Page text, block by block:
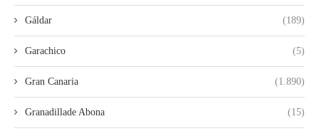
Gáldar (189)
Garachico (5)
Gran Canaria (1.890)
Granadillade Abona (15)